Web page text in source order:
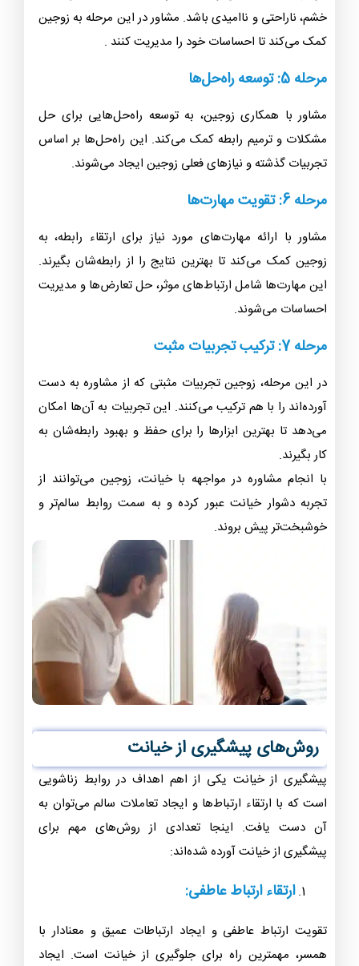
خشم، ناراحتی و ناامیدی باشد. مشاور در این مرحله به زوجین
کمک می‌کند تا احساسات خود را مدیریت کنند .
مرحله 5: توسعه راه‌حل‌ها
مشاور با همکاری زوجین، به توسعه راه‌حل‌هایی برای حل
مشکلات و ترمیم رابطه کمک می‌کند. این راه‌حل‌ها بر اساس
تجربیات گذشته و نیازهای فعلی زوجین ایجاد می‌شوند.
مرحله 6: تقویت مهارت‌ها
مشاور با ارائه مهارت‌های مورد نیاز برای ارتقاء رابطه، به
زوجین کمک می‌کند تا بهترین نتایج را از رابطه‌شان بگیرند.
این مهارت‌ها شامل ارتباط‌های موثر، حل تعارض‌ها و مدیریت
احساسات می‌شوند.
مرحله 7: ترکیب تجربیات مثبت
در این مرحله، زوجین تجربیات مثبتی که از مشاوره به دست
آورده‌اند را با هم ترکیب می‌کنند. این تجربیات به آن‌ها امکان
می‌دهد تا بهترین ابزارها را برای حفظ و بهبود رابطه‌شان به
کار بگیرند.
با انجام مشاوره در مواجهه با خیانت، زوجین می‌توانند از
تجربه دشوار خیانت عبور کرده و به سمت روابط سالم‌تر و
خوشبخت‌تر پیش بروند.
روش‌های پیشگیری از خیانت
پیشگیری از خیانت یکی از اهم اهداف در روابط زناشویی
است که با ارتقاء ارتباط‌ها و ایجاد تعاملات سالم می‌توان به
آن دست یافت. اینجا تعدادی از روش‌های مهم برای
پیشگیری از خیانت آورده شده‌اند:
ارتقاء ارتباط عاطفی:
تقویت ارتباط عاطفی و ایجاد ارتباطات عمیق و معنادار با
همسر، مهمترین راه برای جلوگیری از خیانت است. ایجاد